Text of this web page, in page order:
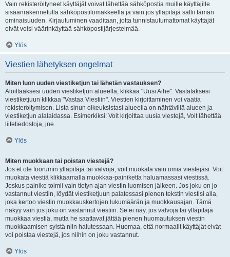
Vain rekisteröityneet käyttäjät voivat lähettää sähköpostia muille käyttäjille
sisäänrakennetulla sähköpostilomakkeella ja vain jos ylläpitäjä sallii tämän
ominaisuuden. Kirjautuminen vaaditaan, jotta tunnistautumattomat käyttäjät
eivät voisi väärinkäyttää sähköpostijärjestelmää.
Ylös
Viestien lähetyksen ongelmat
Miten luon uuden viestiketjun tai lähetän vastauksen?
Aloittaaksesi uuden viestiketjun alueella, klikkaa "Uusi Aihe". Vastataksesi
viestiketjuun klikkaa "Vastaa Viestiin". Viestien kirjoittaminen voi vaatia
rekisteröitymisen. Lista sinun oikeuksistasi alueella on nähtävillä alueen ja
viestiketjun alalaidassa. Esimerkiksi: Voit kirjoittaa uusia viestejä, Voit lähettää
liitetiedostoja, jne.
Ylös
Miten muokkaan tai poistan viestejä?
Jos et ole foorumin ylläpitäjä tai valvoja, voit muokata vain omia viestejäsi. Voit
muokata viestiä klikkaamalla muokkaa-painiketta haluamassasi viestissä.
Joskus painike toimii vain tietyn ajan viestin luomisen jälkeen. Jos joku on jo
vastannut viestiin, löydät viestiketjuun palatessasi pienen tekstin viestisi alla,
joka kertoo viestin muokkauskertojen lukumäärän ja muokkausajan. Tämä
näkyy vain jos joku on vastannut viestiin. Se ei näy, jos valvoja tai ylläpitäjä
muokkaa viestiä, mutta he saattavat jättää pienen huomautuksen viestin
muokkaamisen syistä niin halutessaan. Huomaa, että normaalit käyttäjät eivät
voi poistaa viestejä, jos niihin on joku vastannut.
Ylös